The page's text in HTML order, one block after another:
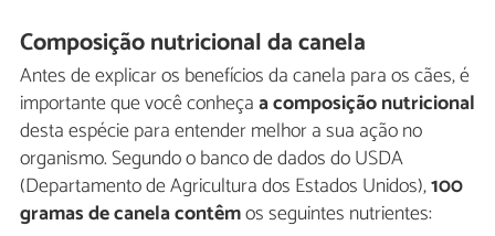
Composição nutricional da canela
Antes de explicar os benefícios da canela para os cães, é
importante que você conheçaa composição nutricional
desta espécie para entender melhor a sua ação no
organismo. Segundo o banco de dados do USDA
(Departamento de Agricultura dos Estados Unidos),100
gramas de canela contêmos seguintes nutrientes: